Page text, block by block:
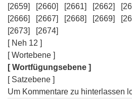
[2659]
[2660] [2661] [2662]
[2666]
[2667] [2668] [2669]
[2673]
[2674]
[ Neh 12 ]
[ Wortebene ]
[ Wortfügungsebene ]
[ Satzebene ]
Um Kommentare zu hinterlassen